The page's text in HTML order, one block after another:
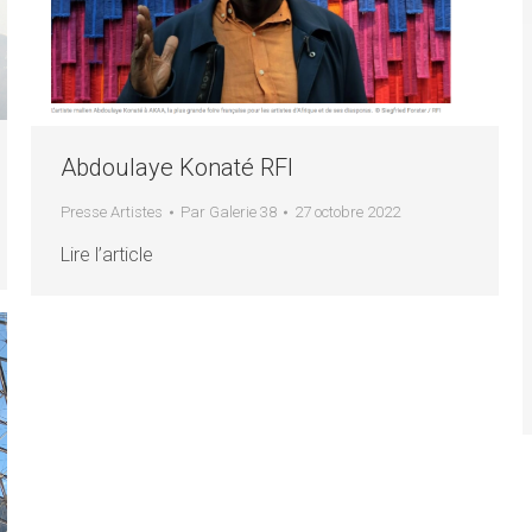
Abdoulaye Konaté RFI
Presse Artistes Par Galerie 38 27 octobre 2022
Lire l’article